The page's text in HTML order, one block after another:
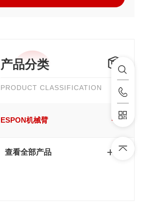
产品分类
PRODUCT CLASSIFICATION
ESPON机械臂
查看全部产品